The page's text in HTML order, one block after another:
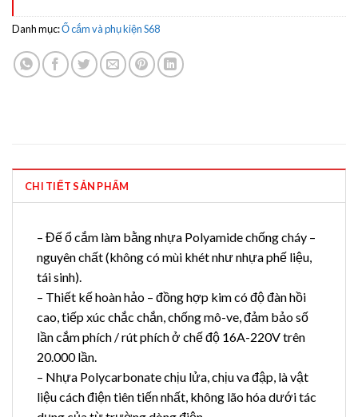
Danh mục:Ổ cắm và phụ kiện S68
CHI TIẾT SẢN PHẨM
– Đế ổ cắm làm bằng nhựa Polyamide chống cháy –
nguyên chất (không có mùi khét như nhựa phế liệu,
tái sinh).
– Thiết kế hoàn hảo – đồng hợp kim có độ đàn hồi
cao, tiếp xúc chắc chắn, chống mô-ve, đảm bảo số
lần cắm phích / rút phích ở chế độ 16A-220V trên
20.000 lần.
– Nhựa Polycarbonate chịu lửa, chịu va đập, là vật
liệu cách điện tiên tiến nhất, không lão hóa dưới tác